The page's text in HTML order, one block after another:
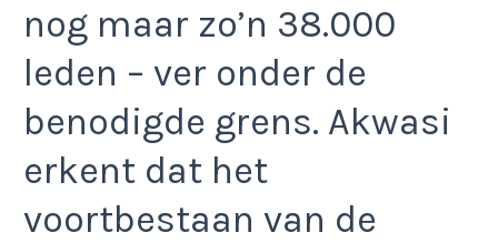
nog maar zo’n 38.000
leden – ver onder de
benodigde grens. Akwasi
erkent dat het
voortbestaan van de